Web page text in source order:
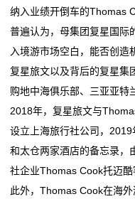
纳入业绩开倒车的Thomas
普遍认为，母集团复星国际
入境游市场空白，能否创造
复星旅文以及背后的复星集
购地中海俱乐部、三亚亚特
2018年，复星旅文与
设立上海旅行社公司，
和太仓两家酒店的备忘录，
社企业Thomas Cook托迈酷
此外，Thomas Cook在海